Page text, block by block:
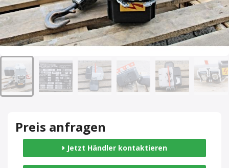
Preis anfragen
Jetzt Händler kontaktieren